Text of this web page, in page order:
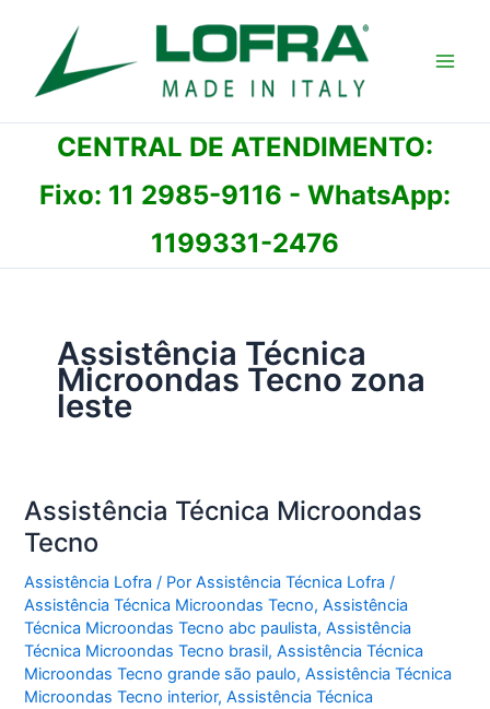
conteúdo
CENTRAL DE ATENDIMENTO:
Fixo: 11 2985-9116 - WhatsApp:
1199331-2476
Assistência Técnica
Microondas Tecno zona
leste
Assistência Técnica Microondas
Tecno
Assistência Lofra / PorAssistência Técnica Lofra/
Assistência Técnica Microondas Tecno,Assistência
Técnica Microondas Tecno abc paulista,Assistência
Técnica Microondas Tecno brasil,Assistência Técnica
Microondas Tecno grande são paulo,Assistência Técnica
Microondas Tecno interior,Assistência Técnica